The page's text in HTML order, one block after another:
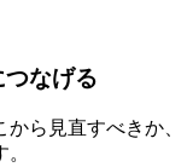
なげる
ら見直すべきか、